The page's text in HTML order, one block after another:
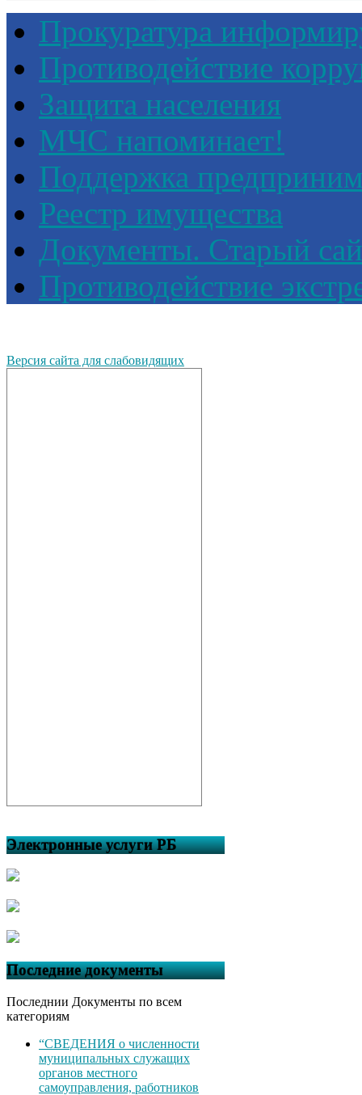
Прокуратура
Противодействие
Защита населения
МЧС напоминает!
Поддержка
Реестр имущества
Документы. Старый
Противодействие
Версия сайта для слабовидящих
Электронные услуги РБ
Последние документы
Последнии Документы по всем
категориям
“СВЕДЕНИЯ о численности
муниципальных служащих
органов местного
самоуправления, работников